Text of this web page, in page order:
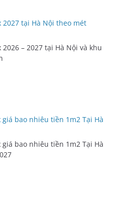
tại Hà Nội theo mét
– 2027 tại Hà Nội và khu
bao nhiêu tiền 1m2 Tại Hà
bao nhiêu tiền 1m2 Tại Hà